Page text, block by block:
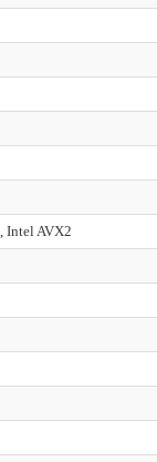
Intel AVX2